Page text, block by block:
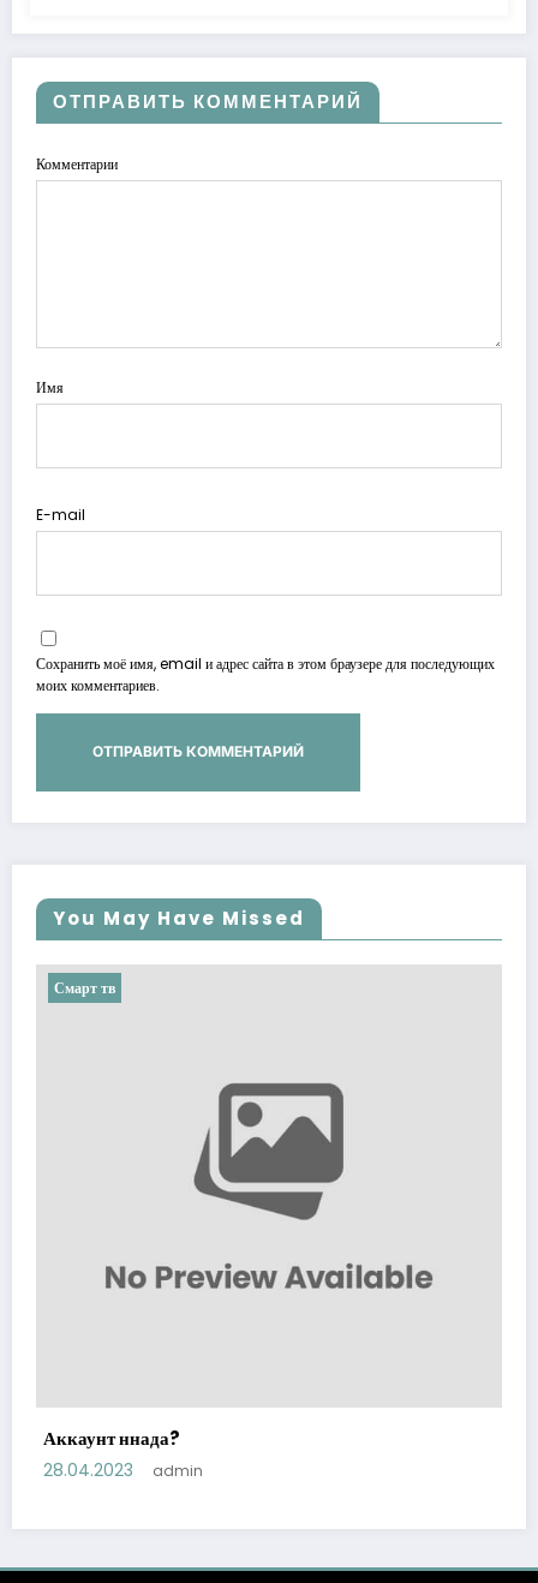
ОТПРАВИТЬ КОММЕНТАРИЙ
Комментарии
Имя
E-mail
Сохранить моё имя, email и адрес сайта в этом браузере для последующих
моих комментариев.
You May Have Missed
Смарт тв
Аккаунт ннада?
28.04.2023 admin